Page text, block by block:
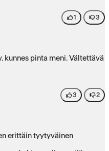
1 3
kunnes pinta meni. Vältettävä
3 2
erittäin tyytyväinen